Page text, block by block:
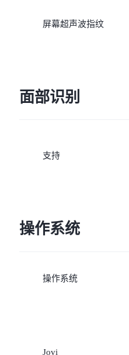
屏幕超声波指纹
面部识别
支持
操作系统
操作系统
Jovi